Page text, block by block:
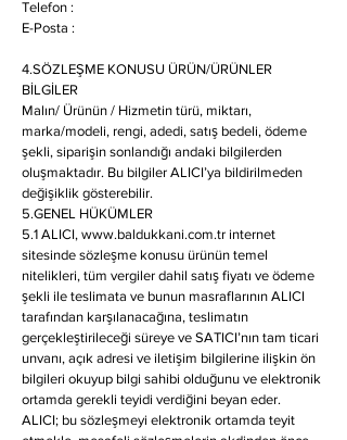
Telefon :
E-Posta :
4.SÖZLEŞME KONUSU ÜRÜN/ÜRÜNLER
BİLGİLER
Malın/ Ürünün / Hizmetin türü, miktarı,
marka/modeli, rengi, adedi, satış bedeli, ödeme
şekli, siparişin sonlandığı andaki bilgilerden
oluşmaktadır. Bu bilgiler ALICI’ya bildirilmeden
değişiklik gösterebilir.
5.GENEL HÜKÜMLER
5.1 ALICI, www.baldukkani.com.tr internet
sitesinde sözleşme konusu ürünün temel
nitelikleri, tüm vergiler dahil satış fiyatı ve ödeme
şekli ile teslimata ve bunun masraflarının ALICI
tarafından karşılanacağına, teslimatın
gerçekleştirileceği süreye ve SATICI’nın tam ticari
unvanı, açık adresi ve iletişim bilgilerine ilişkin ön
bilgileri okuyup bilgi sahibi olduğunu ve elektronik
ortamda gerekli teyidi verdiğini beyan eder.
ALICI; bu sözleşmeyi elektronik ortamda teyit